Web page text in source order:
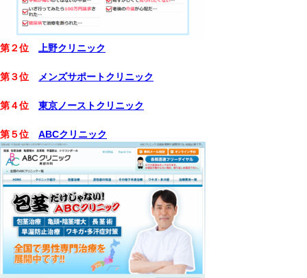
第２位 上野クリニック
第３位 メンズサポートクリニック
第４位 東京ノーストクリニック
第５位 ABCクリニック